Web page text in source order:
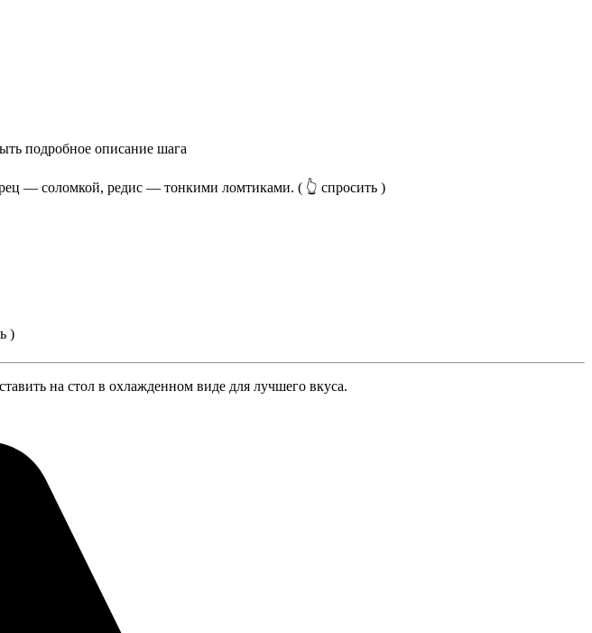
подробное описание шага
— соломкой, редис — тонкими ломтиками. ( 👆 спросить )
)
на стол в охлажденном виде для лучшего вкуса.